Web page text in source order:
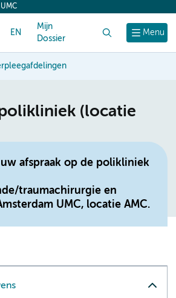
Menu
EN
Mijn
Dossier
(locatie
afspraak op de polikliniek
traumachirurgie en
UMC, locatie AMC.